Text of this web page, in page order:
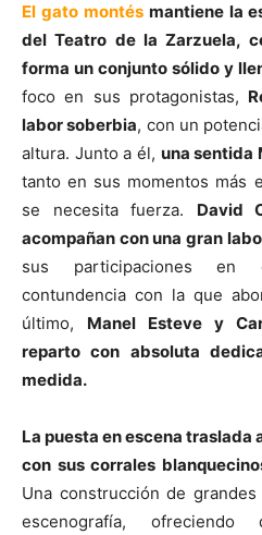
El gato montésmantiene la
del Teatro de la Zarzuela,
forma un conjunto sólido y
foco en sus protagonistas,
labor soberbia, con un
altura. Junto a él, una sentida
tanto en sus momentos más
se necesita fuerza. David
acompañan con una gran
sus participaciones en
contundencia con la que
último, Manel Esteve y
reparto con absoluta
medida.
La puesta en escena traslada
con sus corrales
Una construcción de
escenografía,